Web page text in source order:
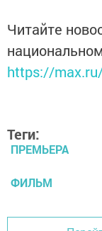
Читайте
https://
Теги:
ПРЕМЬЕРА
ФИЛЬМ